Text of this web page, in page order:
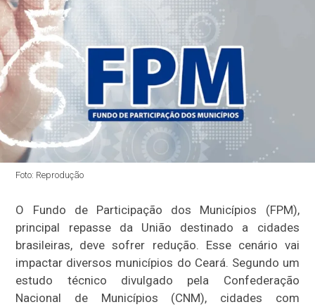
Foto: Reprodução
O Fundo de Participação dos Municípios (FPM),
principal repasse da União destinado a cidades
brasileiras, deve sofrer redução. Esse cenário vai
impactar diversos municípios do Ceará. Segundo um
estudo técnico divulgado pela Confederação
Nacional de Municípios (CNM), cidades com